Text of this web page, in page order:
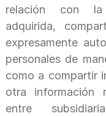
relación con la
adquirida,
expresamente
personales de
como a compartir
otra información
entre